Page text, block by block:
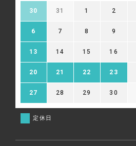
30 31 1 2
6 7 8 9
13 14 15 16
20 21 22 23
27 28 29 30
定休日